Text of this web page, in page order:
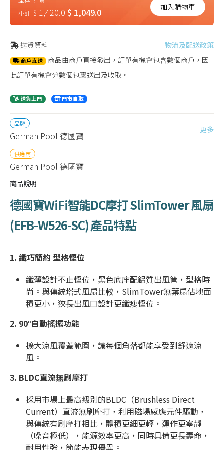
小計: $ 1,420.0$ 1,049.0 加入購物車
送貨資料 物流及配送政策
商戶直送 商品由商戶直接發出，訂單有機會包含數個商戶，因
此訂單有機會分數個包裹送出及收取。
送貨上門 門市自取
品牌
German Pool 德國寳
更多
供應商
German Pool 德國寶
商品說明
德國寶WiFi智能DC摩打 SlimTower 風扇
(EFB-W526-SC)產品特點
1. 纖巧簡約 型格慳位
纖薄設計不止慳位，黑色底座配鋁質出風管，型格時
尚。與傳統塔式風扇比較，SlimTower無葉扇佔地面
積更小，狹長出風口設計更纖瘦慳位。
2. 90°自動搖擺功能
擴大涼風覆蓋範圍，讓每個角落都能享受到舒適涼
風。
3. BLDC直流無刷摩打
採用市場上最高級別的BLDC（Brushless Direct
Current）直流無刷摩打，利用磁場感應元件驅動，
與傳統有刷摩打相比，體積更細更輕，運作更寧靜
（噪音極低），能源效率更高，同時具備更長壽命，